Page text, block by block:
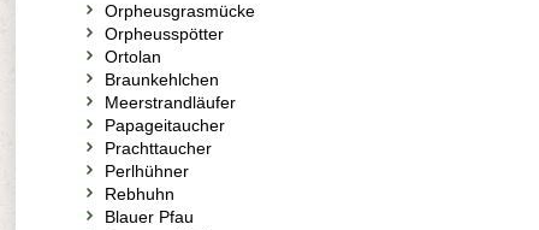
Orpheusgrasmücke
Orpheusspötter
Ortolan
Braunkehlchen
Meerstrandläufer
Papageitaucher
Prachttaucher
Perlhühner
Rebhuhn
Blauer Pfau